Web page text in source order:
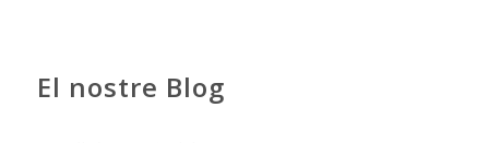
El nostre Blog